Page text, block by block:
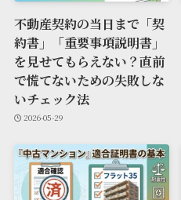
不動産契約の当日まで「契
約書」「重要事項説明書」
を見せてもらえない？直前
で慌てないための失敗しな
いチェック法
2026-05-29